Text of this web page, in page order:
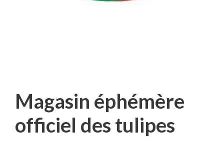
Magasin éphémère
officiel des tulipes